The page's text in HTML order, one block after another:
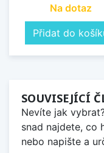
Na dotaz
Přidat do
SOUVISEJÍCÍ
Nevíte jak
snad najdete, co
nebo napište a